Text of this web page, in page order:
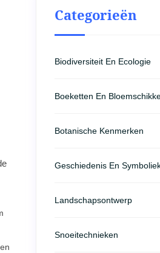
Categorieën
Biodiversiteit En Ecologie
Boeketten En
Botanische Kenmerken
Geschiedenis En
Landschapsontwerp
Snoeitechnieken